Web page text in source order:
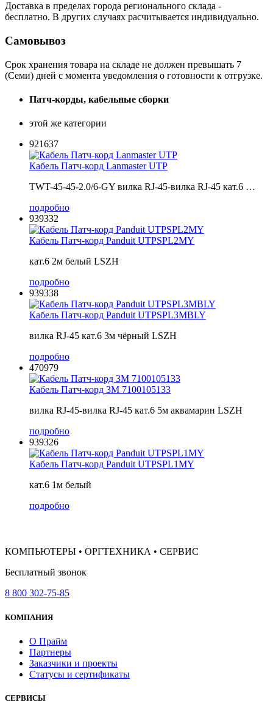
Доставка в пределах города регионального склада -
бесплатно. В других случаях расчитывается индивидуально.
Самовывоз
Срок хранения товара на складе не должен превышать 7
(Семи) дней с момента уведомления о готовности к отгрузке.
Патч-корды, кабельные сборки
этой же категории
921637
Кабель Патч-корд Lanmaster UTP
TWT-45-45-2.0/6-GY вилка RJ-45-вилка RJ-45 кат.6 …
подробно
939332
Кабель Патч-корд Panduit UTPSPL2MY
кат.6 2м белый LSZH
подробно
939338
Кабель Патч-корд Panduit UTPSPL3MBLY
вилка RJ-45 кат.6 3м чёрный LSZH
подробно
470979
Кабель Патч-корд 3M 7100105133
вилка RJ-45-вилка RJ-45 кат.6 5м аквамарин LSZH
подробно
939326
Кабель Патч-корд Panduit UTPSPL1MY
кат.6 1м белый
подробно
КОМПЬЮТЕРЫ • ОРГТЕХНИКА • СЕРВИС
Бесплатный звонок
8 800 302-75-85
КОМПАНИЯ
О Прайм
Партнеры
Заказчики и проекты
Статусы и сертификаты
СЕРВИСЫ